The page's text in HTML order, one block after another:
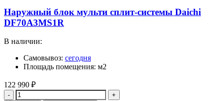
Наружный блок мульти сплит-системы Daichi
DF70A3MS1R
В наличии:
Самовывоз: сегодня
Площадь помещения: м2
122 990 ₽
Количество